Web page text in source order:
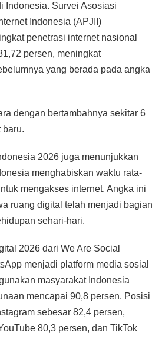
Indonesia. Survei Asosiasi
Indonesia (APJII)
penetrasi internet nasional
persen, meningkat
yang berada pada angka
dengan bertambahnya sekitar 6
baru.
2026 juga menunjukkan
menghabiskan waktu rata-
mengakses internet. Angka ini
ruang digital telah menjadi bagian
sehari-hari.
2026 dari We Are Social
menjadi platform media sosial
masyarakat Indonesia
mencapai 90,8 persen. Posisi
sebesar 82,4 persen,
80,3 persen, dan TikTok